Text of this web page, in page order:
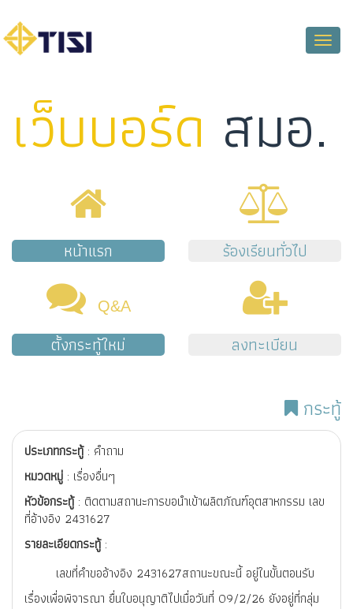
Toggle
เว็บบอร์ด สมอ.
หน้าแรก ร้องเรียนทั่วไป
Q&A
ตั้งกระทู้ใหม่ ลงทะเบียน
กระทู้
ประเภทกระทู้ : คำถาม
หมวดหมู่ : เรื่องอื่นๆ
หัวข้อกระทู้ : ติดตามสถานะการขอนำเข้าผลิตภัณฑ์อุตสาหกรรม เลข
ที่อ้างอิง 2431627
รายละเอียดกระทู้ :
เลขที่คำขออ้างอิง 2431627สถานะขณะนี้ อยู่ในขั้นตอนรับ
เรื่องเพื่อพิจารณา ยื่นใบอนุญาติไปเมื่อวันที่ 09/2/26 ยังอยู่ที่กลุ่ม